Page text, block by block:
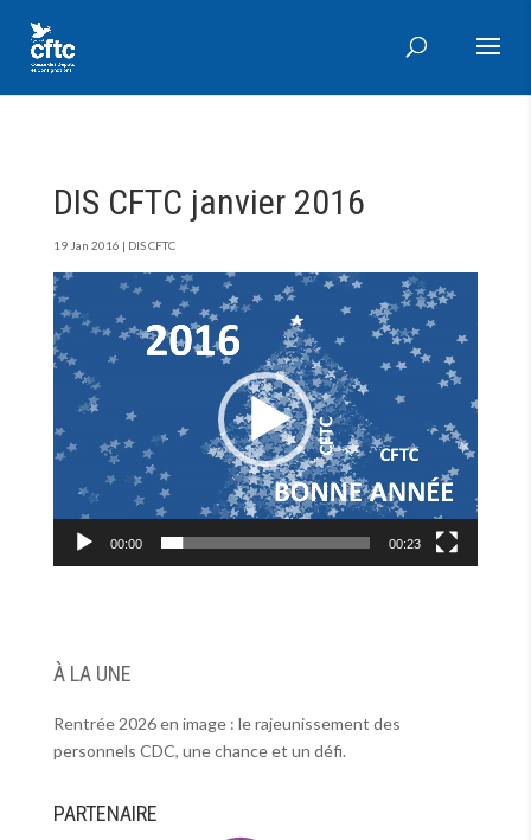
DIS CFTC janvier 2016
19 Jan 2016 | DIS CFTC
Lecteur
vidéo
00:00 00:23
À LA UNE
Rentrée 2026 en image : le rajeunissement des
personnels CDC, une chance et un défi.
PARTENAIRE